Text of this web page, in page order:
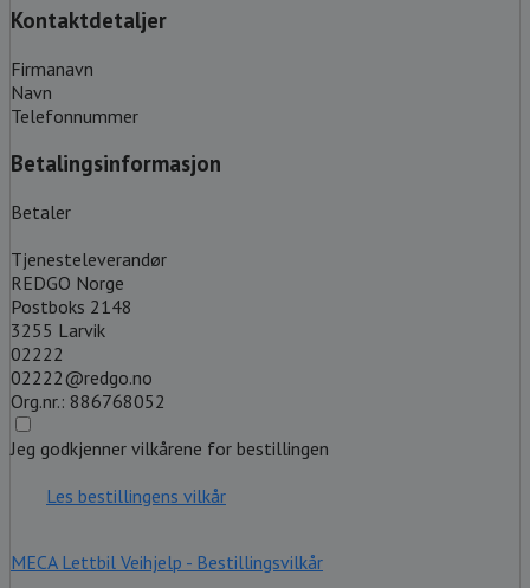
Kontaktdetaljer
Firmanavn
Navn
Telefonnummer
Betalingsinformasjon
Betaler
Tjenesteleverandør
REDGO Norge
Postboks 2148
3255 Larvik
02222
02222@redgo.no
Org.nr.: 886768052
Jeg godkjenner vilkårene for bestillingen
Les bestillingens vilkår
MECA Lettbil Veihjelp - Bestillingsvilkår